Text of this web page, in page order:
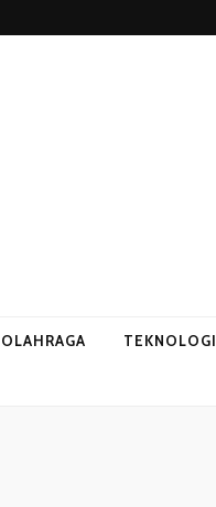
OLAHRAGA TEKNOLOGI